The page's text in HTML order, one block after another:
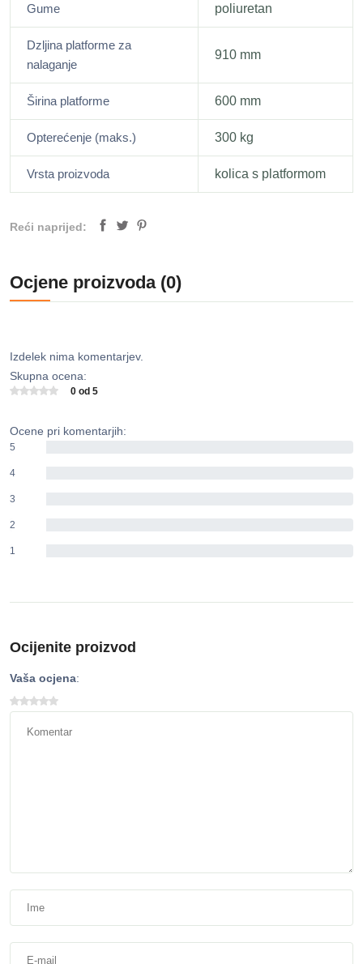
Gume poliuretan
Dzljina platforme za
nalaganje
910 mm
Širina platforme 600 mm
Opterećenje (maks.) 300 kg
Vrsta proizvoda kolica s platformom
Reći naprijed:
Ocjene proizvoda (0)
Izdelek nima komentarjev.
Skupna ocena:
0 od 5
Ocene pri komentarjih:
5
4
3
2
1
Ocijenite proizvod
Vaša ocjena: